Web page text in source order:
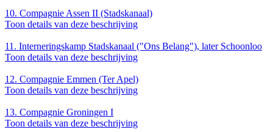
10. Compagnie Assen II (Stadskanaal)
Toon details van deze beschrijving
11. Interneringskamp Stadskanaal ("Ons Belang"), later Schoonloo
Toon details van deze beschrijving
12. Compagnie Emmen (Ter Apel)
Toon details van deze beschrijving
13. Compagnie Groningen I
Toon details van deze beschrijving